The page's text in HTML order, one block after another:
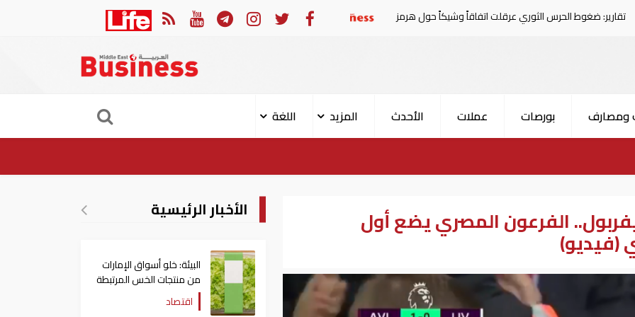
الثوري عرقلت اتفاقاً وشيكاً حول هرمز الإمارات: تعديل بعض أحكام القرار الوزاري في شأن الضريبة على الشركات والأعمال
ومصارف بورصات عملات الأحدث المزيد
اللغة
الفرعون المصري يضع أول
(فيديو)
الأخبار الرئيسية
البيئة: خلو أسواق الإمارات
من منتجات الخس المرتبطة
بتفشي داء السيكلوسبورا
اقتصاد